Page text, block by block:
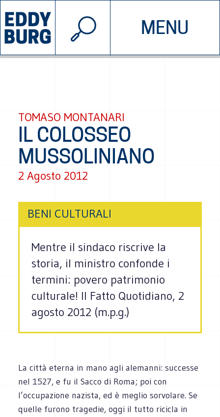
MENU
INIZIATIVE CHI SIAMO
© 2026 EDDYBURG
TOMASO MONTANARI
IL COLOSSEO
MUSSOLINIANO
2 Agosto 2012
BENI CULTURALI
Mentre il sindaco riscrive la
storia, il ministro confonde i
termini: povero patrimonio
culturale! Il Fatto Quotidiano, 2
agosto 2012 (m.p.g.)
La città eterna in mano agli alemanni: successe
nel 1527, e fu il Sacco di Roma; poi con
l’occupazione nazista, ed è meglio sorvolare. Se
quelle furono tragedie, oggi il tutto ricicla in